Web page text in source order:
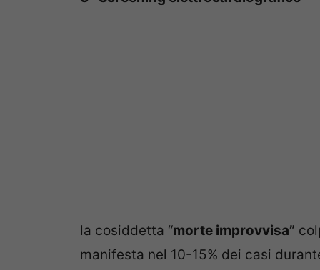
la cosiddetta “morte improvvisa”
manifesta nel 10-15% dei casi